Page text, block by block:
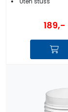
189,-